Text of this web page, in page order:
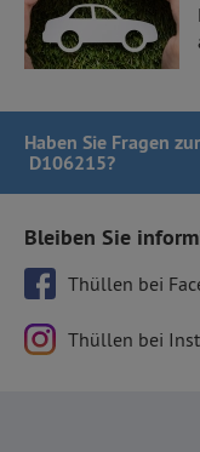
Haben Sie Fragen
D106215?
Bleiben Sie
Thüllen bei
Thüllen bei